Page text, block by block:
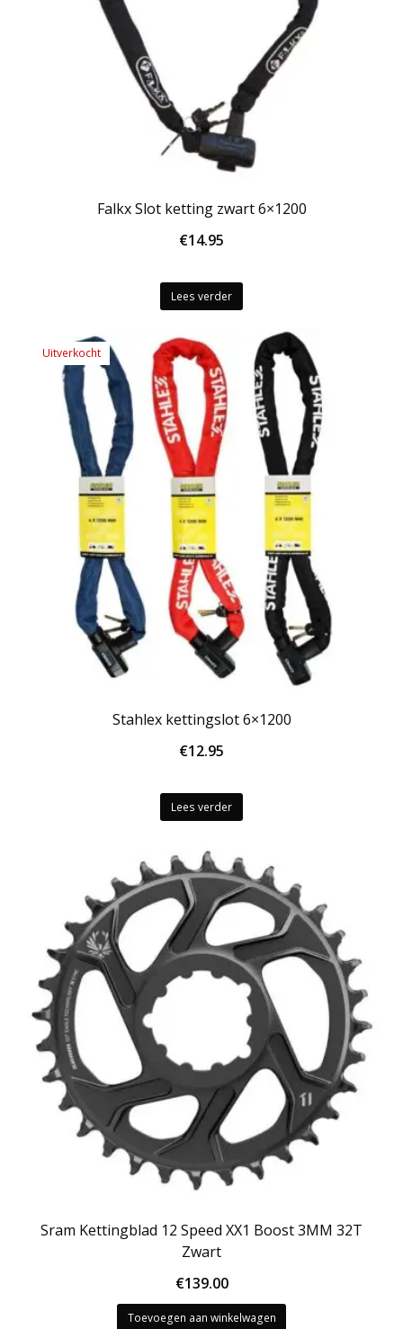
Falkx Slot ketting zwart 6×1200
€14.95
Lees verder
Uitverkocht
Stahlex kettingslot 6×1200
€12.95
Lees verder
Sram Kettingblad 12 Speed XX1 Boost 3MM 32T
Zwart
€139.00
Toevoegen aan winkelwagen